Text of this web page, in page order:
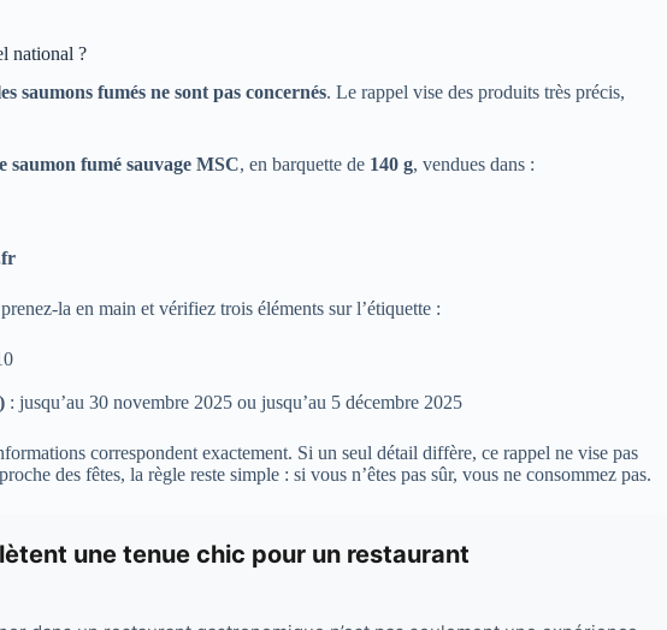
national ?
saumons fumés ne sont pas concernés. Le rappel vise des produits très précis,
saumon fumé sauvage MSC, en barquette de 140 g, vendues dans :
la en main et vérifiez trois éléments sur l’étiquette :
: jusqu’au 30 novembre 2025 ou jusqu’au 5 décembre 2025
correspondent exactement. Si un seul détail diffère, ce rappel ne vise pas
des fêtes, la règle reste simple : si vous n’êtes pas sûr, vous ne consommez pas.
une tenue chic pour un restaurant